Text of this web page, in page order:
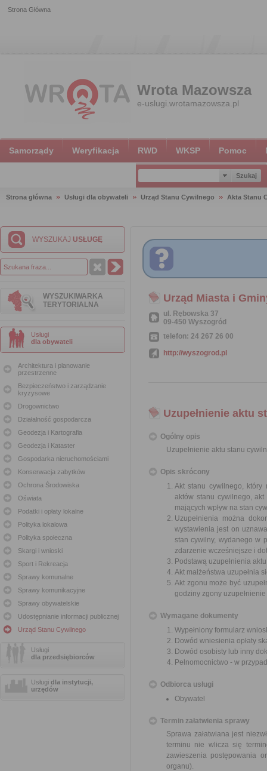
Strona Główna
Wrota Mazowsza
e-uslugi.wrotamazowsza.pl
Samorządy Weryfikacja RWD WKSP Pomoc
Strona główna Usługi dla obywateli Urząd Stanu Cywilnego Akta Stanu
WYSZUKAJ USŁUGĘ
WYSZUKIWARKA
TERYTORIALNA
Usługi
dla obywateli
Architektura i planowanie
przestrzenne
Bezpieczeństwo i zarządzanie
kryzysowe
Drogownictwo
Działalność gospodarcza
Geodezja i Kartografia
Geodezja i Kataster
Gospodarka nieruchomościami
Konserwacja zabytków
Ochrona Środowiska
Oświata
Podatki i opłaty lokalne
Polityka lokalowa
Polityka społeczna
Skargi i wnioski
Sport i Rekreacja
Sprawy komunalne
Sprawy komunikacyjne
Sprawy obywatelskie
Udostępnianie informacji publicznej
Urząd Stanu Cywilnego
Usługi
dla przedsiębiorców
Usługi dla instytucji,
urzędów
Urząd Miasta i
ul. Rębowska 37
09-450 Wyszogród
telefon: 24 267 26 00
http://wyszogrod.pl
Uzupełnienie aktu
Ogólny opis
Uzupełnienie aktu stanu
Opis skrócony
Akt stanu cywilnego, który
aktów stanu cywilnego,
mających wpływ na stan
Uzupełnienia można
wystawienia jest on
stan cywilny, wydanego w
zdarzenie wcześniejsze i
Podstawą uzupełnienia
Akt małżeństwa uzupełnia
Akt zgonu może być
godziny zgony
Wymagane dokumenty
Wypełniony formularz
Dowód wniesienia opłaty
Dowód osobisty lub inny
Pełnomocnictwo - w
Odbiorca usługi
Obywatel
Termin załatwienia sprawy
Sprawa załatwiana jest
terminu nie wlicza się
zawieszenia postępowania
organu).